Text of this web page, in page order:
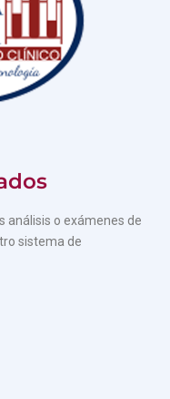
análisis o exámenes de
sistema de